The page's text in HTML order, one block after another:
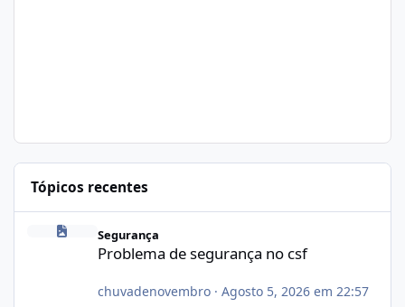
Tópicos recentes
Problema de segurança no csf
Segurança
Problema de segurança no csf
chuvadenovembro· Agosto 5, 2026 em 22:57